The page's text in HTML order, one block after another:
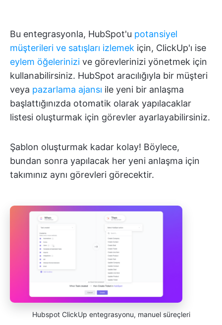
Bu entegrasyonla, HubSpot'u potansiyel
müşterileri ve satışları izlemek için, ClickUp'ı ise
eylem öğelerinizi ve görevlerinizi yönetmek için
kullanabilirsiniz. HubSpot aracılığıyla bir müşteri
veya pazarlama ajansı ile yeni bir anlaşma
başlattığınızda otomatik olarak yapılacaklar
listesi oluşturmak için görevler ayarlayabilirsiniz.
Şablon oluşturmak kadar kolay! Böylece,
bundan sonra yapılacak her yeni anlaşma için
takımınız aynı görevleri görecektir.
Hubspot ClickUp entegrasyonu, manuel süreçleri